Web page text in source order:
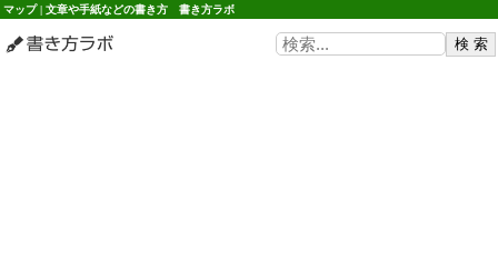
マップ | 文章や手紙などの書き方 書き方ラボ